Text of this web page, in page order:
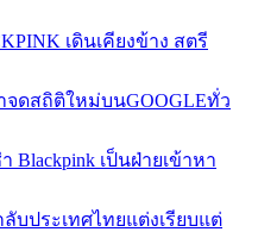
เดินเคียงข้าง สตรี
ดสถิติใหม่บนGOOGLEทั่ว
า Blackpink เป็นฝ่ายเข้าหา
บประเทศไทยแต่งเรียบแต่